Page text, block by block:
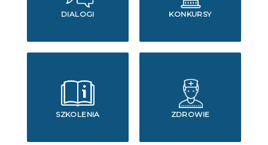
DIALOGI KONKURSY
SZKOLENIA ZDROWIE